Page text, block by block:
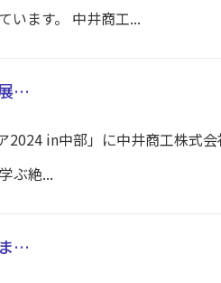
います。 中井商工...
…
2024 in中部」に中井商工株式会
ぶ絶...
…